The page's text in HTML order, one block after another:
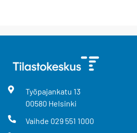
Työpajankatu 13
00580 Helsinki
Vaihde 029 551 1000